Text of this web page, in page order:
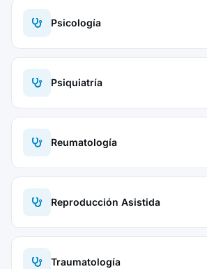
Psicología
Psiquiatría
Reumatología
Reproducción Asistida
Traumatología